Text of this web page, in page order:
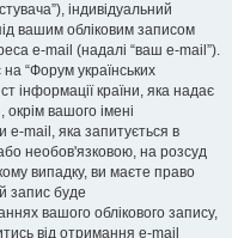
індивідуальний
вашим обліковим записом
e-mail (надалі “ваш e-mail”).
“Форум українських
інформації країни, яка надає
вашого імені
e-mail, яка запитується в
необов'язковою, на розсуд
випадку, ви маєте право
запис буде
вашого облікового запису,
від отримання e-mail